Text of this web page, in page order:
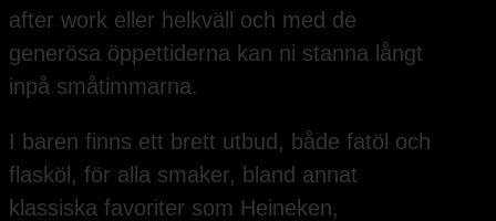
after work eller helkväll och med de
generösa öppettiderna kan ni stanna långt
inpå småtimmarna.
I baren finns ett brett utbud, både fatöl och
flasköl, för alla smaker, bland annat
klassiska favoriter som Heineken,